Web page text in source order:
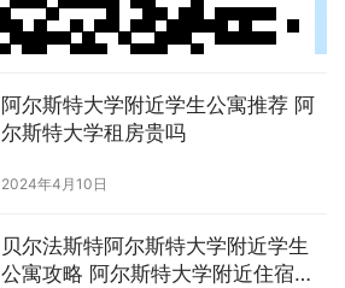
阿尔斯特大学附近学生公寓推荐 阿
尔斯特大学租房贵吗
2024年4月10日
贝尔法斯特阿尔斯特大学附近学生
公寓攻略 阿尔斯特大学附近住宿一